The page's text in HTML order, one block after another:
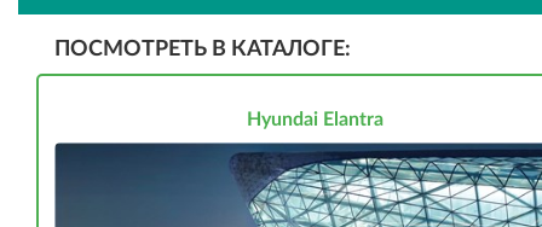
ПОСМОТРЕТЬ В КАТАЛОГЕ:
Hyundai Elantra